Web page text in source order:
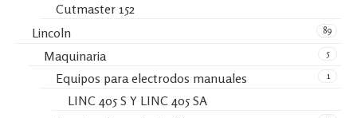
Cutmaster 152
89
Lincoln
5
Maquinaria
1
Equipos para electrodos manuales
LINC 405 S Y LINC 405 SA